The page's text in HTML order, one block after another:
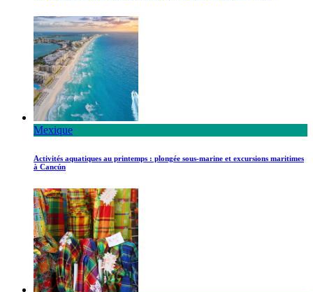
Mexique
Activités aquatiques au printemps : plongée sous-marine et excursions maritimes
à Cancún